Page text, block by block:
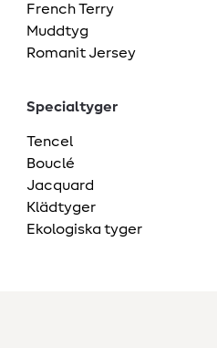
French Terry
Muddtyg
Romanit Jersey
Specialtyger
Tencel
Bouclé
Jacquard
Klädtyger
Ekologiska tyger